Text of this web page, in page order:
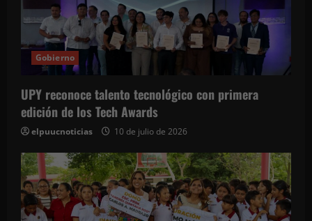
Gobierno
UPY reconoce talento tecnológico con primera
edición de los Tech Awards
elpuucnoticias 10 de julio de 2026